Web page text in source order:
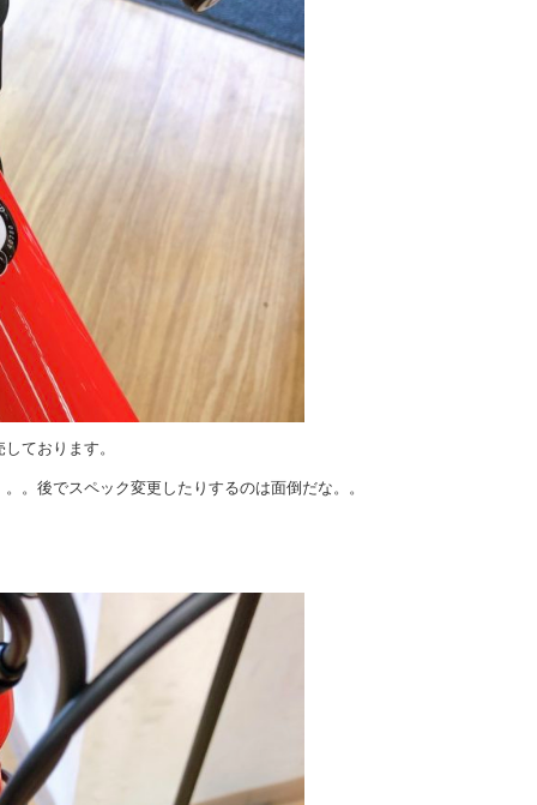
ております。
。後でスペック変更したりするのは面倒だな。。